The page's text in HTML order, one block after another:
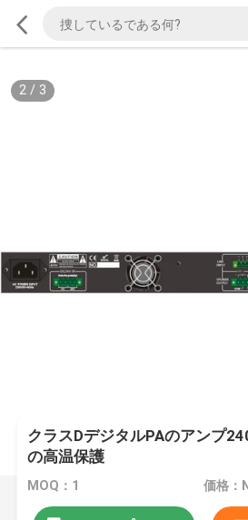
2/ 3
クラスDデジタルPAのアンプ
の高温保護
MOQ：1 価格